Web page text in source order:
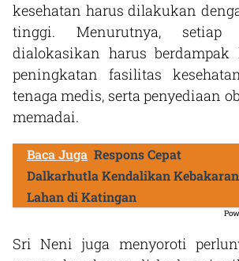
kesehatan harus dilakukan
tinggi. Menurutnya,
dialokasikan harus berdampak
peningkatan fasilitas
tenaga medis, serta penyediaan
memadai.
Baca Juga Respons Cepat
Dalkarhutla Kendalikan Kebakaran
Lahan di Katingan
Sri Neni juga menyoroti